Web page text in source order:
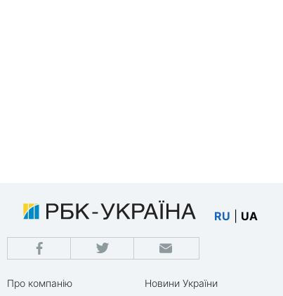
RU UA
Про компанію
Новини України